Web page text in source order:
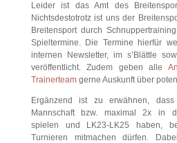
Leider ist das Amt des
Nichtsdestotrotz ist uns der
Breitensport durch
Spieltermine. Die Termine hierfür
internen Newsletter, im s’Blättle
veröffentlicht. Zudem geben alle
Trainerteamgerne Auskunft über
Ergänzend ist zu erwähnen,
Mannschaft bzw. maximal 2x in
spielen und LK23-LK25 haben,
Turnieren mitmachen dürfen.